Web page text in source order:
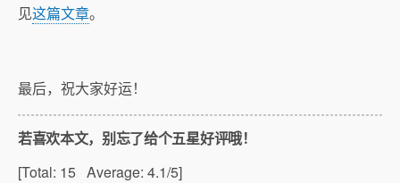
见这篇文章。
最后，祝大家好运！
若喜欢本文，别忘了给个五星好评哦！
[Total: 15 Average: 4.1/5]